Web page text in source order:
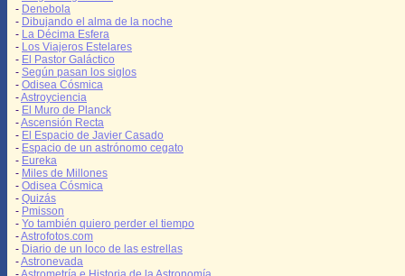
- Denebola
- Dibujando el alma de la noche
- La Décima Esfera
- Los Viajeros Estelares
- El Pastor Galáctico
- Según pasan los siglos
- Odisea Cósmica
-Astroyciencia
- El Muro de Planck
-Ascensión Recta
- El Espacio de Javier Casado
- Espacio de un astrónomo cegato
- Eureka
- Miles de Millones
- Odisea Cósmica
- Quizás
- Pmisson
- Yo también quiero perder el tiempo
-Astrofotos.com
- Diario de un loco de las estrellas
-Astronevada